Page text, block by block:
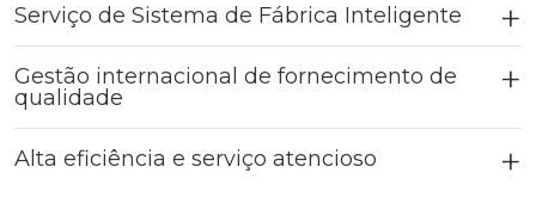
Serviço de Sistema de Fábrica Inteligente
Gestão internacional de fornecimento de
qualidade
Alta eficiência e serviço atencioso